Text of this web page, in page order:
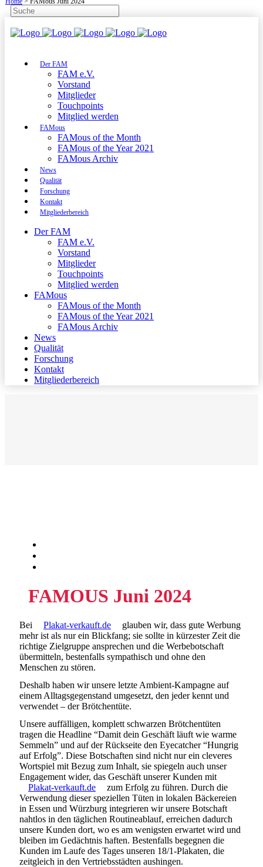
Der FAM
FAM e.V.
Vorstand
Mitglieder
Touchpoints
Mitglied werden
FAMous
FAMous of the Month
FAMous of the Year 2021
FAMous Archiv
News
Qualität
Forschung
Kontakt
Mitgliederbereich
Der FAM
FAM e.V.
Vorstand
Mitglieder
Touchpoints
Mitglied werden
FAMous
FAMous of the Month
FAMous of the Year 2021
FAMous Archiv
News
Qualität
Forschung
Kontakt
Mitgliederbereich
FAMOUS Juni 2024
Bei Plakat-verkauft.de
glauben wir, dass gute Werbung
mehr ist als nur ein Blickfang; sie sollte in kürzester Zeit die
richtige Zielgruppe ansprechen und die Werbebotschaft
übermitteln, bestenfalls sympathisch und ohne den
Menschen zu stören.
Deshalb haben wir unsere letzte Ambient-Kampagne auf
einem Alltagsgegenstand umgesetzt, den jeder kennt und
verwendet – der Brötchentüte.
Unsere auffälligen, komplett schwarzen Brötchentüten
tragen die Headline “Damit dein Geschäft läuft wie warme
Semmeln” und auf der Rückseite den Eyecatcher “Hungrig
auf Erfolg”. Diese Botschaften sind nicht nur ein cleveres
Wortspiel mit Bezug zum Inhalt, sie spiegeln auch unser
Engagement wider, das Geschäft unserer Kunden mit
Plakat-verkauft.de
zum Erfolg zu führen. Durch die
Verwendung dieser speziellen Tüten in lokalen Bäckereien
in Essen und Würzburg integrieren wir unsere Botschaft
nahtlos in den täglichen Routineablauf, erreichen dadurch
unsere Kunden dort, wo es am wenigsten erwartet wird und
bleiben im Gedächtnis haften. Bestenfalls begegnen die
Kunden im Laufe des Tages unseren 18/1-Plakaten, die
zeitgleich in den Vertriebsstädten aushingen.